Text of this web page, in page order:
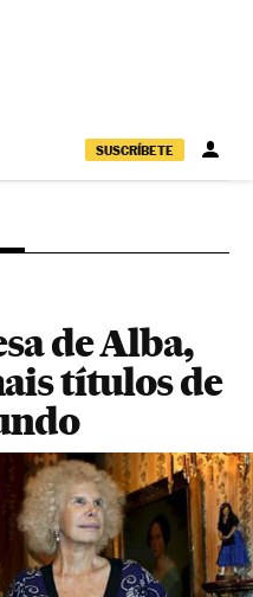
SUSCRÍBETE
de Alba,
títulos de